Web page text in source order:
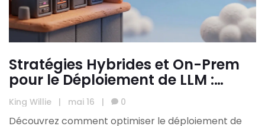
Stratégies Hybrides et On-Prem
pour le Déploiement de LLM :
Guide Complet
King Willie | mai 16 | 0
Découvrez comment optimiser le déploiement de